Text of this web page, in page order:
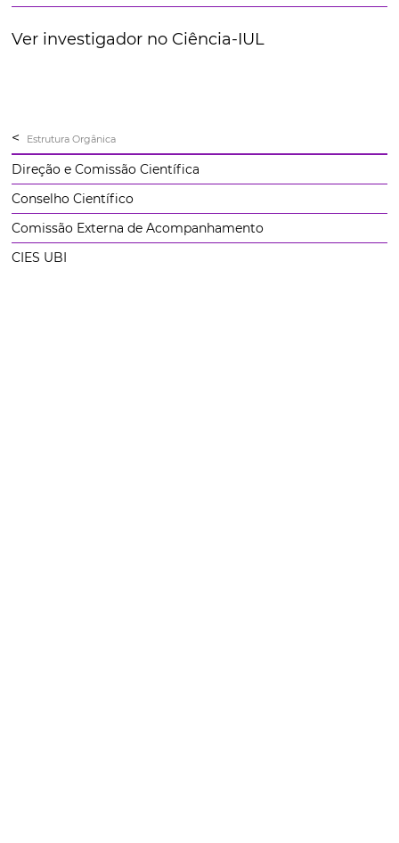
Ver investigador no Ciência-IUL
< Estrutura Orgânica
Direção e Comissão Científica
Conselho Científico
Comissão Externa de Acompanhamento
CIES UBI